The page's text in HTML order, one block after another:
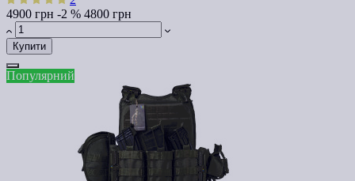
4900 грн -2 % 4800 грн
Купити
Популярний